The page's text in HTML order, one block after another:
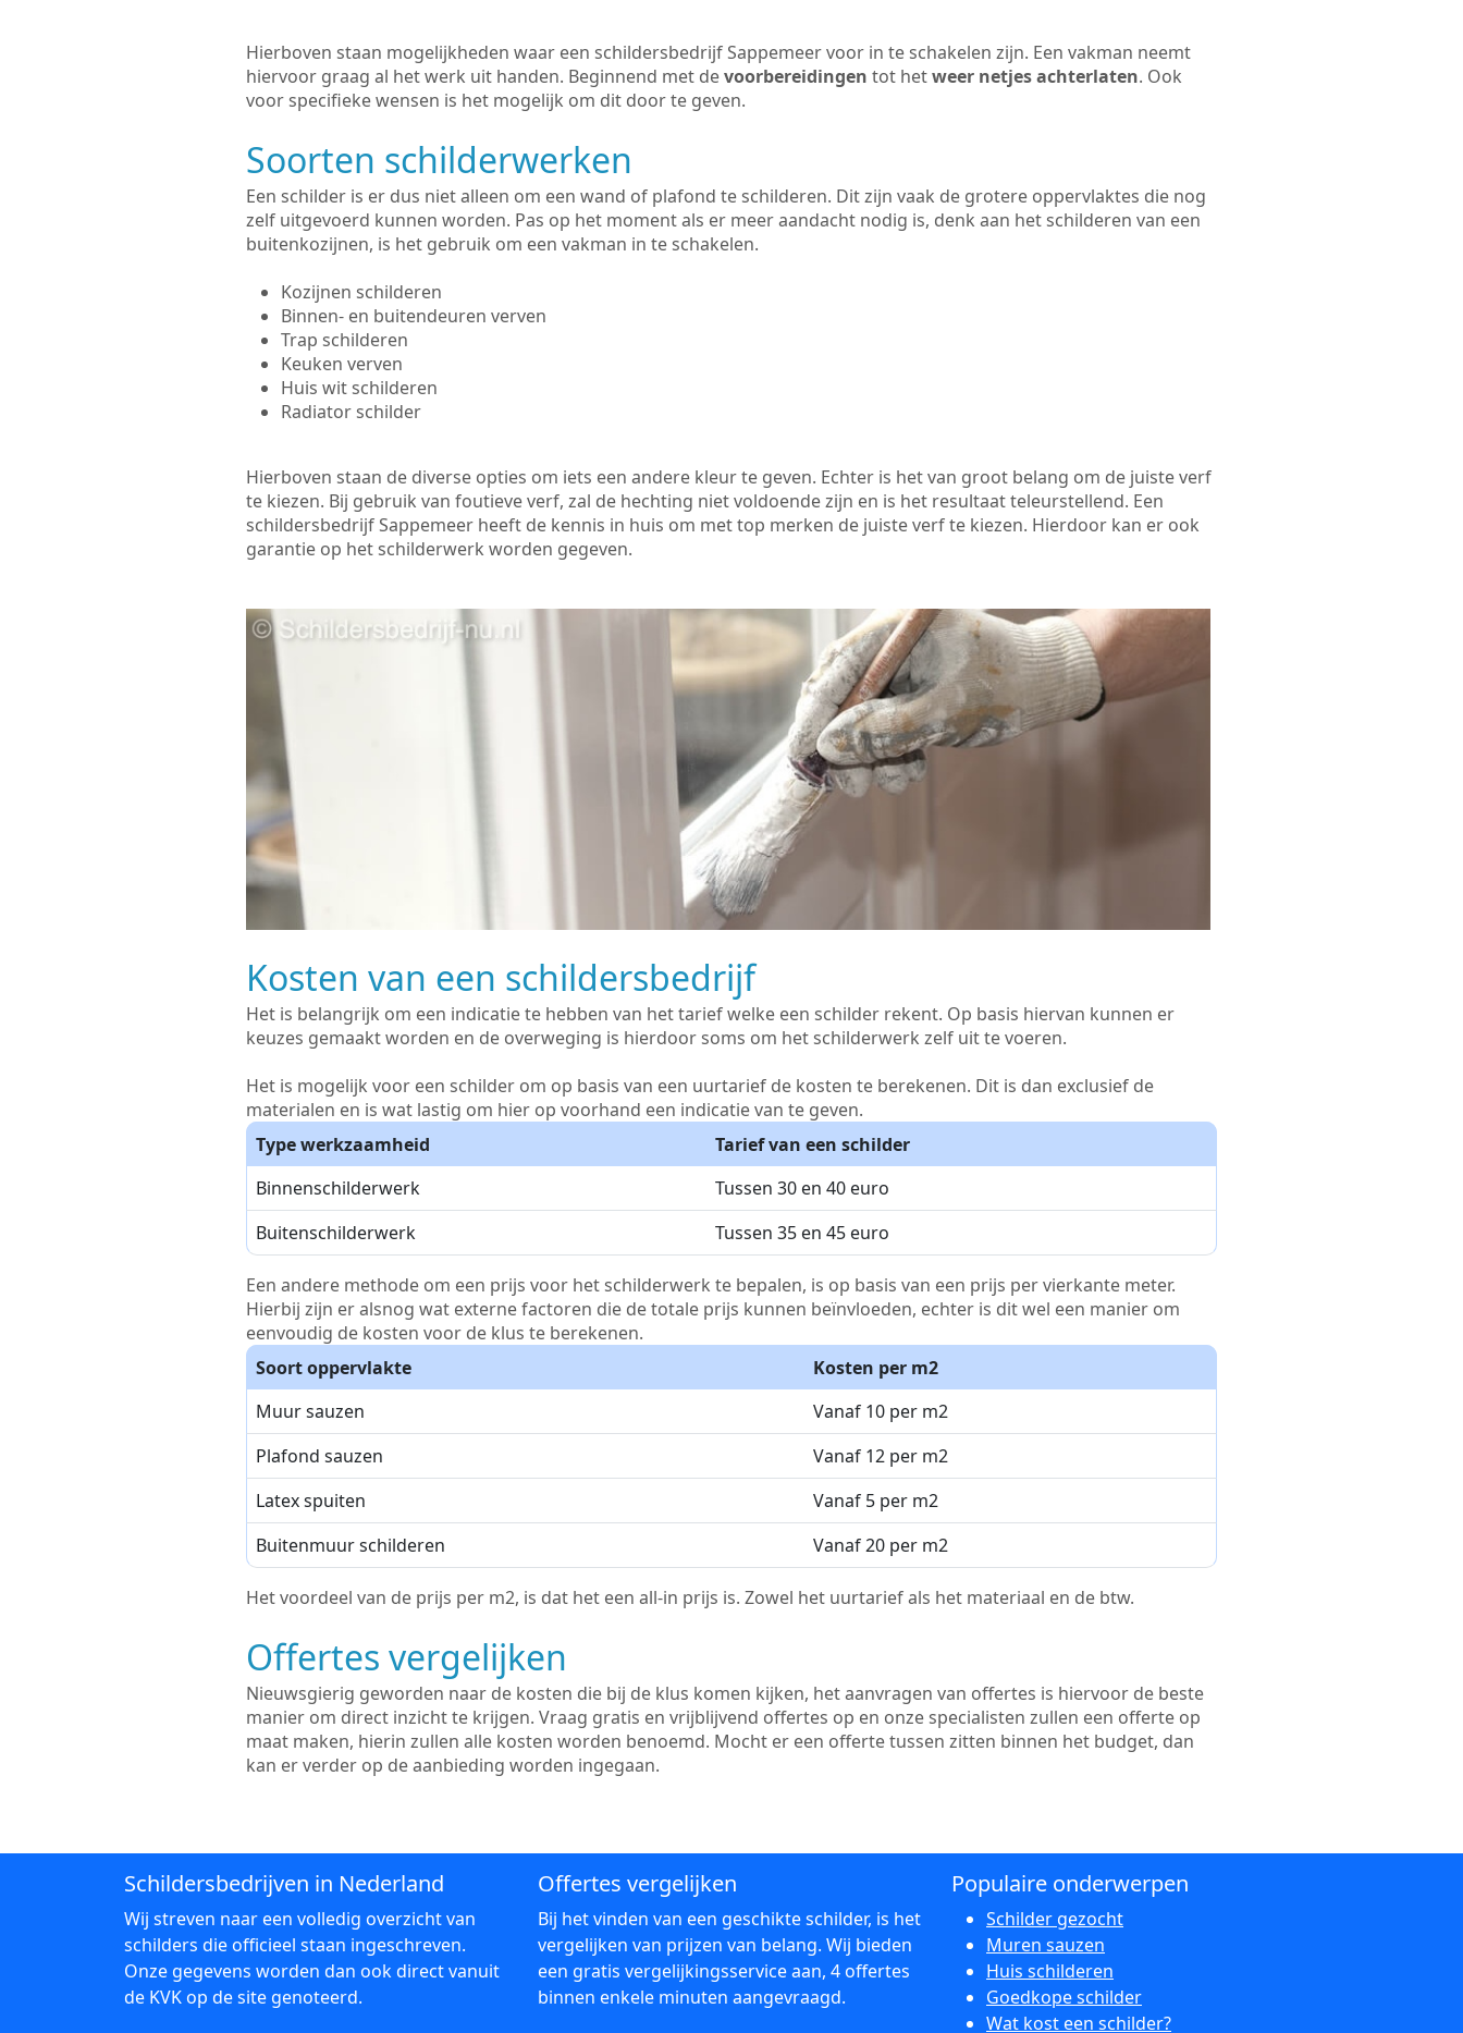
Hierboven staan mogelijkheden waar een schildersbedrijf Sappemeer voor in te schakelen zijn. Een vakman neemt
hiervoor graag al het werk uit handen. Beginnend met devoorbereidingen tot hetweer netjes achterlaten. Ook
voor specifieke wensen is het mogelijk om dit door te geven.
Soorten schilderwerken
Een schilder is er dus niet alleen om een wand of plafond te schilderen. Dit zijn vaak de grotere oppervlaktes die nog
zelf uitgevoerd kunnen worden. Pas op het moment als er meer aandacht nodig is, denk aan het schilderen van een
buitenkozijnen, is het gebruik om een vakman in te schakelen.
Kozijnen schilderen
Binnen- en buitendeuren verven
Trap schilderen
Keuken verven
Huis wit schilderen
Radiator schilder
Hierboven staan de diverse opties om iets een andere kleur te geven. Echter is het van groot belang om de juiste verf
te kiezen. Bij gebruik van foutieve verf, zal de hechting niet voldoende zijn en is het resultaat teleurstellend. Een
schildersbedrijf Sappemeer heeft de kennis in huis om met top merken de juiste verf te kiezen. Hierdoor kan er ook
garantie op het schilderwerk worden gegeven.
Kosten van een schildersbedrijf
Het is belangrijk om een indicatie te hebben van het tarief welke een schilder rekent. Op basis hiervan kunnen er
keuzes gemaakt worden en de overweging is hierdoor soms om het schilderwerk zelf uit te voeren.
Het is mogelijk voor een schilder om op basis van een uurtarief de kosten te berekenen. Dit is dan exclusief de
materialen en is wat lastig om hier op voorhand een indicatie van te geven.
Type werkzaamheid
Tarief van een schilder
Binnenschilderwerk
Tussen 30 en 40 euro
Buitenschilderwerk
Tussen 35 en 45 euro
Een andere methode om een prijs voor het schilderwerk te bepalen, is op basis van een prijs per vierkante meter.
Hierbij zijn er alsnog wat externe factoren die de totale prijs kunnen beïnvloeden, echter is dit wel een manier om
eenvoudig de kosten voor de klus te berekenen.
Soort oppervlakte
Kosten per m2
Muur sauzen
Vanaf 10 per m2
Plafond sauzen
Vanaf 12 per m2
Latex spuiten
Vanaf 5 per m2
Buitenmuur schilderen
Vanaf 20 per m2
Het voordeel van de prijs per m2, is dat het een all-in prijs is. Zowel het uurtarief als het materiaal en de btw.
Offertes vergelijken
Nieuwsgierig geworden naar de kosten die bij de klus komen kijken, het aanvragen van offertes is hiervoor de beste
manier om direct inzicht te krijgen. Vraag gratis en vrijblijvend offertes op en onze specialisten zullen een offerte op
maat maken, hierin zullen alle kosten worden benoemd. Mocht er een offerte tussen zitten binnen het budget, dan
kan er verder op de aanbieding worden ingegaan.
Schildersbedrijven in Nederland
Wij streven naar een volledig overzicht van
schilders die officieel staan ingeschreven.
Onze gegevens worden dan ook direct vanuit
de KVK op de site genoteerd.
Offertes vergelijken
Bij het vinden van een geschikte schilder, is het
vergelijken van prijzen van belang. Wij bieden
een gratis vergelijkingsservice aan, 4 offertes
binnen enkele minuten aangevraagd.
Populaire onderwerpen
Schilder gezocht
Muren sauzen
Huis schilderen
Goedkope schilder
Wat kost een schilder?